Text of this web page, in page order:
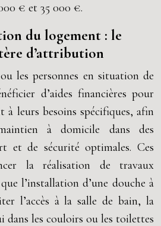
€ et 35 000 €.
du logement : le
d’attribution
les personnes en situation de
d’aides financières pour
à leurs besoins spécifiques, afin
à domicile dans des
et de sécurité optimales. Ces
la réalisation de travaux
l’installation d’une douche à
l’accès à la salle de bain, la
dans les couloirs ou les toilettes